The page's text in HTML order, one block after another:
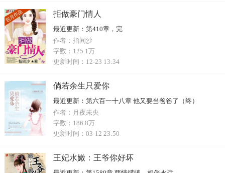
拒做豪门情人
最近更新： 第410章，完
作者： 指间沙
字数： 125.1万
更新时间： 12-23 13:34
倘若余生只爱你
最近更新： 第六百一十八章 他又要当爸爸了（终）
作者： 月夜未央
字数： 186.8万
更新时间： 03-12 23:50
王妃水嫩：王爷你好坏